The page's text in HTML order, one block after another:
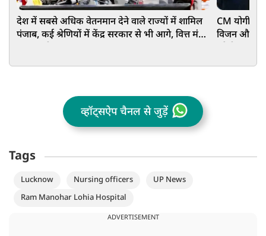
देश में सबसे अधिक वेतनमान देने वाले राज्यों में शामिल
पंजाब, कई श्रेणियों में केंद्र सरकार से भी आगे, वित्त मंत्री
CM योगी से
विजन और
व्हॉट्सऐप चैनल से जुड़ें
Tags
Lucknow Nursing officers
UP News
Ram Manohar Lohia Hospital
ADVERTISEMENT